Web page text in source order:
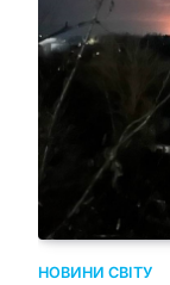
НОВИНИ СВІТУ